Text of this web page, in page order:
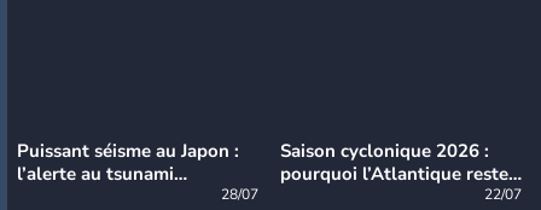
Puissant séisme au Japon :
l’alerte au tsunami
28/07
Saison cyclonique 2026 :
pourquoi l’Atlantique reste
22/07